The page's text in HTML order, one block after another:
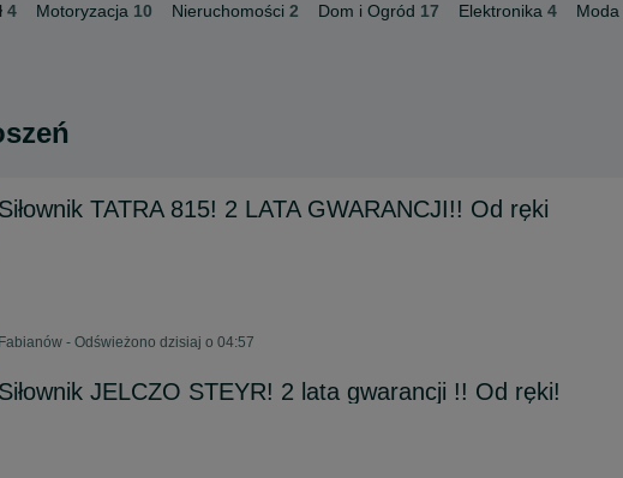
4 Motoryzacja 10 Nieruchomości 2 Dom i Ogród 17 Elektronika 4 Moda
Siłownik TATRA 815! 2 LATA GWARANCJI!! Od ręki
Fabianów - Odświeżono dzisiaj o 04:57
Siłownik JELCZO STEYR! 2 lata gwarancji !! Od ręki!